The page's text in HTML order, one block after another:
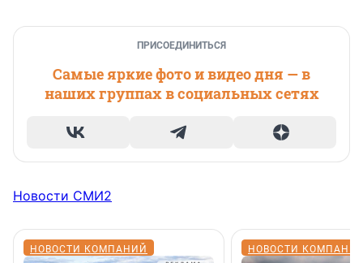
ПРИСОЕДИНИТЬСЯ
Самые яркие фото и видео дня — в
наших группах в социальных сетях
Новости СМИ2
НОВОСТИ КОМПАНИЙ НОВОСТИ